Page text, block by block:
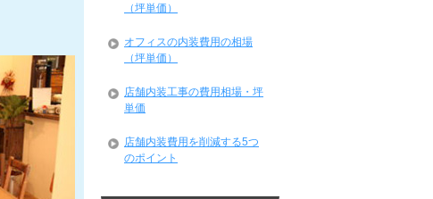
（坪単価）
オフィスの内装費用の相場
（坪単価）
店舗内装工事の費用相場・坪
単価
店舗内装費用を削減する5つ
のポイント